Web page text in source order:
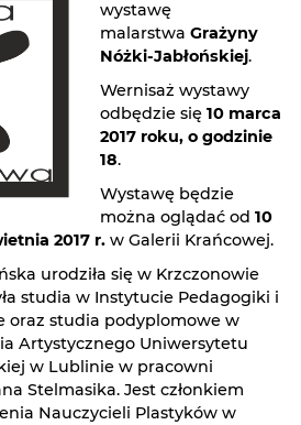
wystawę
malarstwa Grażyny
Nóżki-Jabłońskiej​.
Wernisaż wystawy
odbędzie się 10 marca
2017 roku, o godzinie
18.
Wystawę będzie
można oglądać od 10
2017 r. w Galerii Krańcowej.
urodziła się w Krzczonowie
studia w Instytucie Pedagogiki i
oraz studia podyplomowe w
Artystycznego Uniwersytetu
w Lublinie w pracowni
Stelmasika. Jest członkiem
Nauczycieli Plastyków w